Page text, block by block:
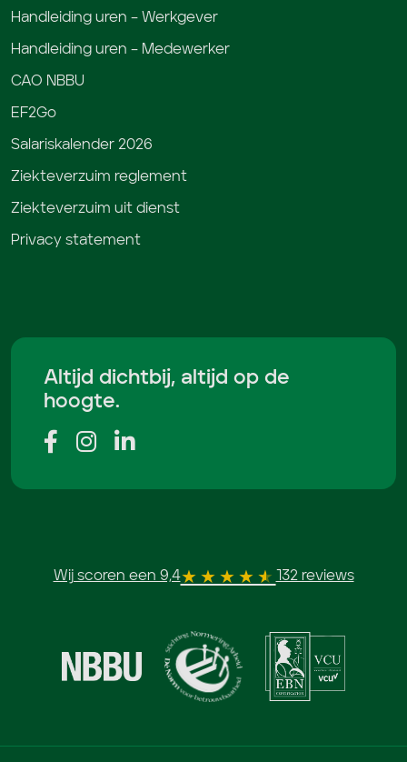
Handleiding uren – Werkgever
Handleiding uren – Medewerker
CAO NBBU
EF2Go
Salariskalender 2026
Ziekteverzuim reglement
Ziekteverzuim uit dienst
Privacy statement
Altijd dichtbij, altijd op de
hoogte.
Wij scoren een 9,4 132 reviews